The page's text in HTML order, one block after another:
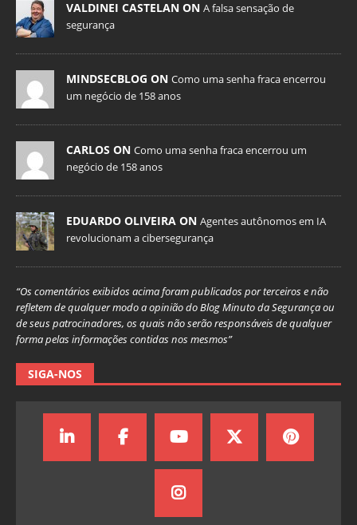
VALDINEI CASTELAN ON A falsa sensação de
segurança
MINDSECBLOG ON Como uma senha fraca encerrou
um negócio de 158 anos
CARLOS ON Como uma senha fraca encerrou um
negócio de 158 anos
EDUARDO OLIVEIRA ON Agentes autônomos em IA
revolucionam a cibersegurança
“Os comentários exibidos acima foram publicados por terceiros e não
refletem de qualquer modo a opinião do Blog Minuto da Segurança ou
de seus patrocinadores, os quais não serão responsáveis de qualquer
forma pelas informações contidas nos mesmos”
SIGA-NOS